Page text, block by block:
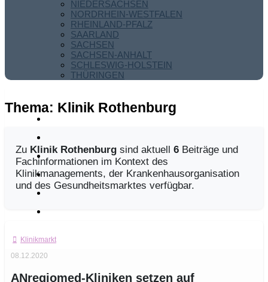
NIEDERSACHSEN
NORDRHEIN-WESTFALEN
RHEINLAND-PFALZ
SAARLAND
SACHSEN
SACHSEN-ANHALT
SCHLESWIG-HOLSTEIN
THÜRINGEN
Thema: Klinik Rothenburg
Zu Klinik Rothenburg sind aktuell 6 Beiträge und
Fachinformationen im Kontext des
Klinikmanagements, der Krankenhausorganisation
und des Gesundheitsmarktes verfügbar.
Klinikmarkt
08.12.2020
ANregiomed-Kliniken setzen auf